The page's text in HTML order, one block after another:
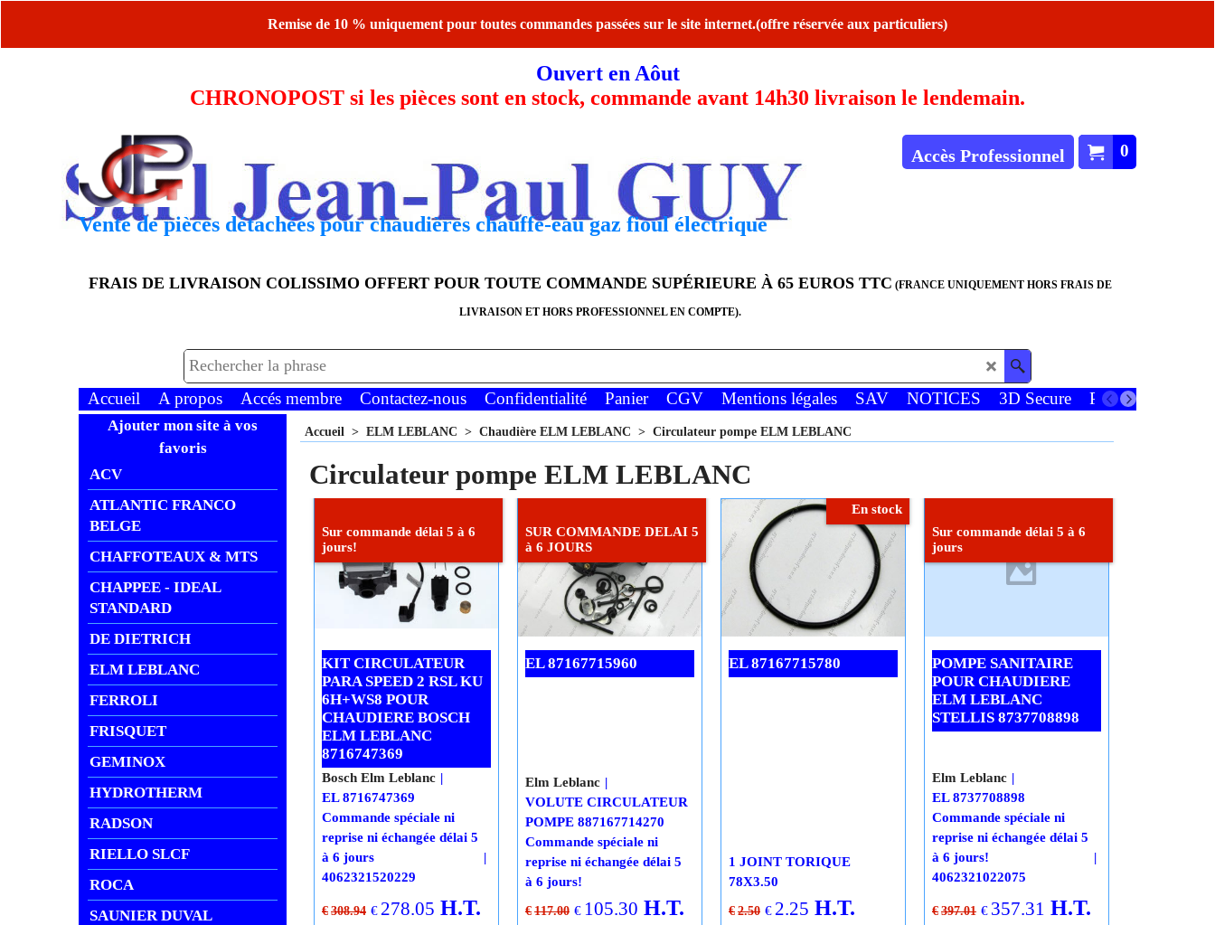
Remise de 10 % uniquement pour toutes commandes passées sur le site internet.(offre réservée aux particuliers)
Ouvert en Aôut
CHRONOPOST si les pièces sont en stock, commande avant 14h30 livraison le lendemain.
0
Accès Professionnel
Vente de pièces détachées pour chaudières chauffe-eau gaz fioul électrique
FRAIS DE LIVRAISON COLISSIMO OFFERT POUR TOUTE COMMANDE SUPÉRIEURE À 65 EUROS TTC (FRANCE UNIQUEMENT HORS FRAIS DE
LIVRAISON ET HORS PROFESSIONNEL EN COMPTE).
Accueil A propos Accés membre Contactez-nous Confidentialité Panier CGV Mentions légales SAV NOTICES 3D Secure Paiements
Ajouter mon site à vos
favoris
ACV
ATLANTIC FRANCO
BELGE
CHAFFOTEAUX & MTS
CHAPPEE - IDEAL
STANDARD
DE DIETRICH
ELM LEBLANC
FERROLI
FRISQUET
GEMINOX
HYDROTHERM
RADSON
RIELLO SLCF
ROCA
SAUNIER DUVAL
Accueil > ELM LEBLANC > Chaudière ELM LEBLANC > Circulateur pompe ELM LEBLANC
Circulateur pompe ELM LEBLANC
Sur commande délai 5 à 6
jours!
KIT CIRCULATEUR
PARA SPEED 2 RSL KU
6H+WS8 POUR
CHAUDIERE BOSCH
ELM LEBLANC
8716747369
€ 308.94 € 278.05 H.T.
Bosch Elm Leblanc
EL 8716747369
Commande spéciale ni
reprise ni échangée délai 5
à 6 jours
4062321520229
SUR COMMANDE DELAI 5
à 6 JOURS
EL 87167715960
€ 117.00 € 105.30 H.T.
Elm Leblanc
VOLUTE CIRCULATEUR
POMPE 887167714270
Commande spéciale ni
reprise ni échangée délai 5
à 6 jours!
En stock
EL 87167715780
€ 2.50 € 2.25 H.T.
1 JOINT TORIQUE
78X3.50
Sur commande délai 5 à 6
jours
POMPE SANITAIRE
POUR CHAUDIERE
ELM LEBLANC
STELLIS 8737708898
€ 397.01 € 357.31 H.T.
Elm Leblanc
EL 8737708898
Commande spéciale ni
reprise ni échangée délai 5
à 6 jours!
4062321022075